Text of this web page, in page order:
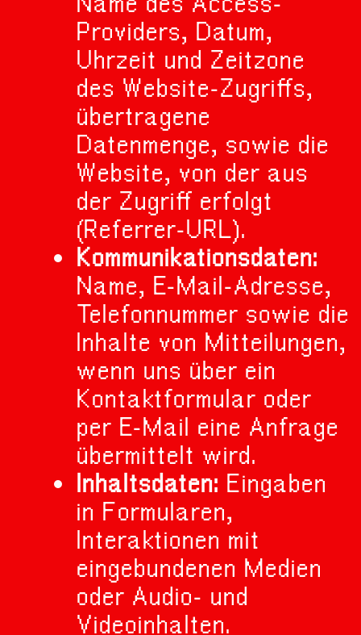
Providers, Datum,
Uhrzeit und Zeitzone
des Website-Zugriffs,
übertragene
Datenmenge, sowie die
Website, von der aus
der Zugriff erfolgt
(Referrer-URL).
Kommunikationsdaten:
Name, E-Mail-Adresse,
Telefonnummer sowie die
Inhalte von Mitteilungen,
wenn uns über ein
Kontaktformular oder
per E-Mail eine Anfrage
übermittelt wird.
Inhaltsdaten: Eingaben
in Formularen,
Interaktionen mit
eingebundenen Medien
oder Audio- und
Videoinhalten.